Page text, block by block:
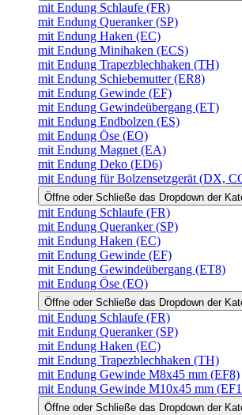
mit Endung Schlaufe (FR)
mit Endung Queranker (SP)
mit Endung Haken (EC)
mit Endung Minihaken (ECS)
mit Endung Trapezblechhaken (TH)
mit Endung Schiebemutter (ER8)
mit Endung Gewinde (EF)
mit Endung Gewindeübergang (ET)
mit Endung Endbolzen (ES)
mit Endung Öse (EO)
mit Endung Magnet (EA)
mit Endung Deko (ED6)
mit Endung für Bolzensetzgerät (DX,
Öffne oder Schließe das Dropdown der
mit Endung Schlaufe (FR)
mit Endung Queranker (SP)
mit Endung Haken (EC)
mit Endung Gewinde (EF)
mit Endung Gewindeübergang (ET8)
mit Endung Öse (EO)
Öffne oder Schließe das Dropdown der
mit Endung Schlaufe (FR)
mit Endung Queranker (SP)
mit Endung Haken (EC)
mit Endung Trapezblechhaken (TH)
mit Endung Gewinde M8x45 mm (EF8)
mit Endung Gewinde M10x45 mm
Öffne oder Schließe das Dropdown der